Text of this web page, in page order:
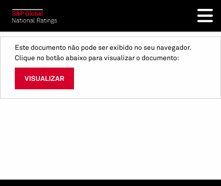
Este documento não pode ser exibido no seu navegador.
Clique no botão abaixo para visualizar o documento:
VISUALIZAR